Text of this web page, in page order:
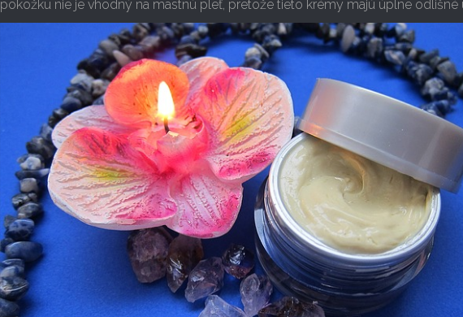
pokožku nie je vhodný na mastnú pleť, pretože tieto krémy majú úplne odlišné